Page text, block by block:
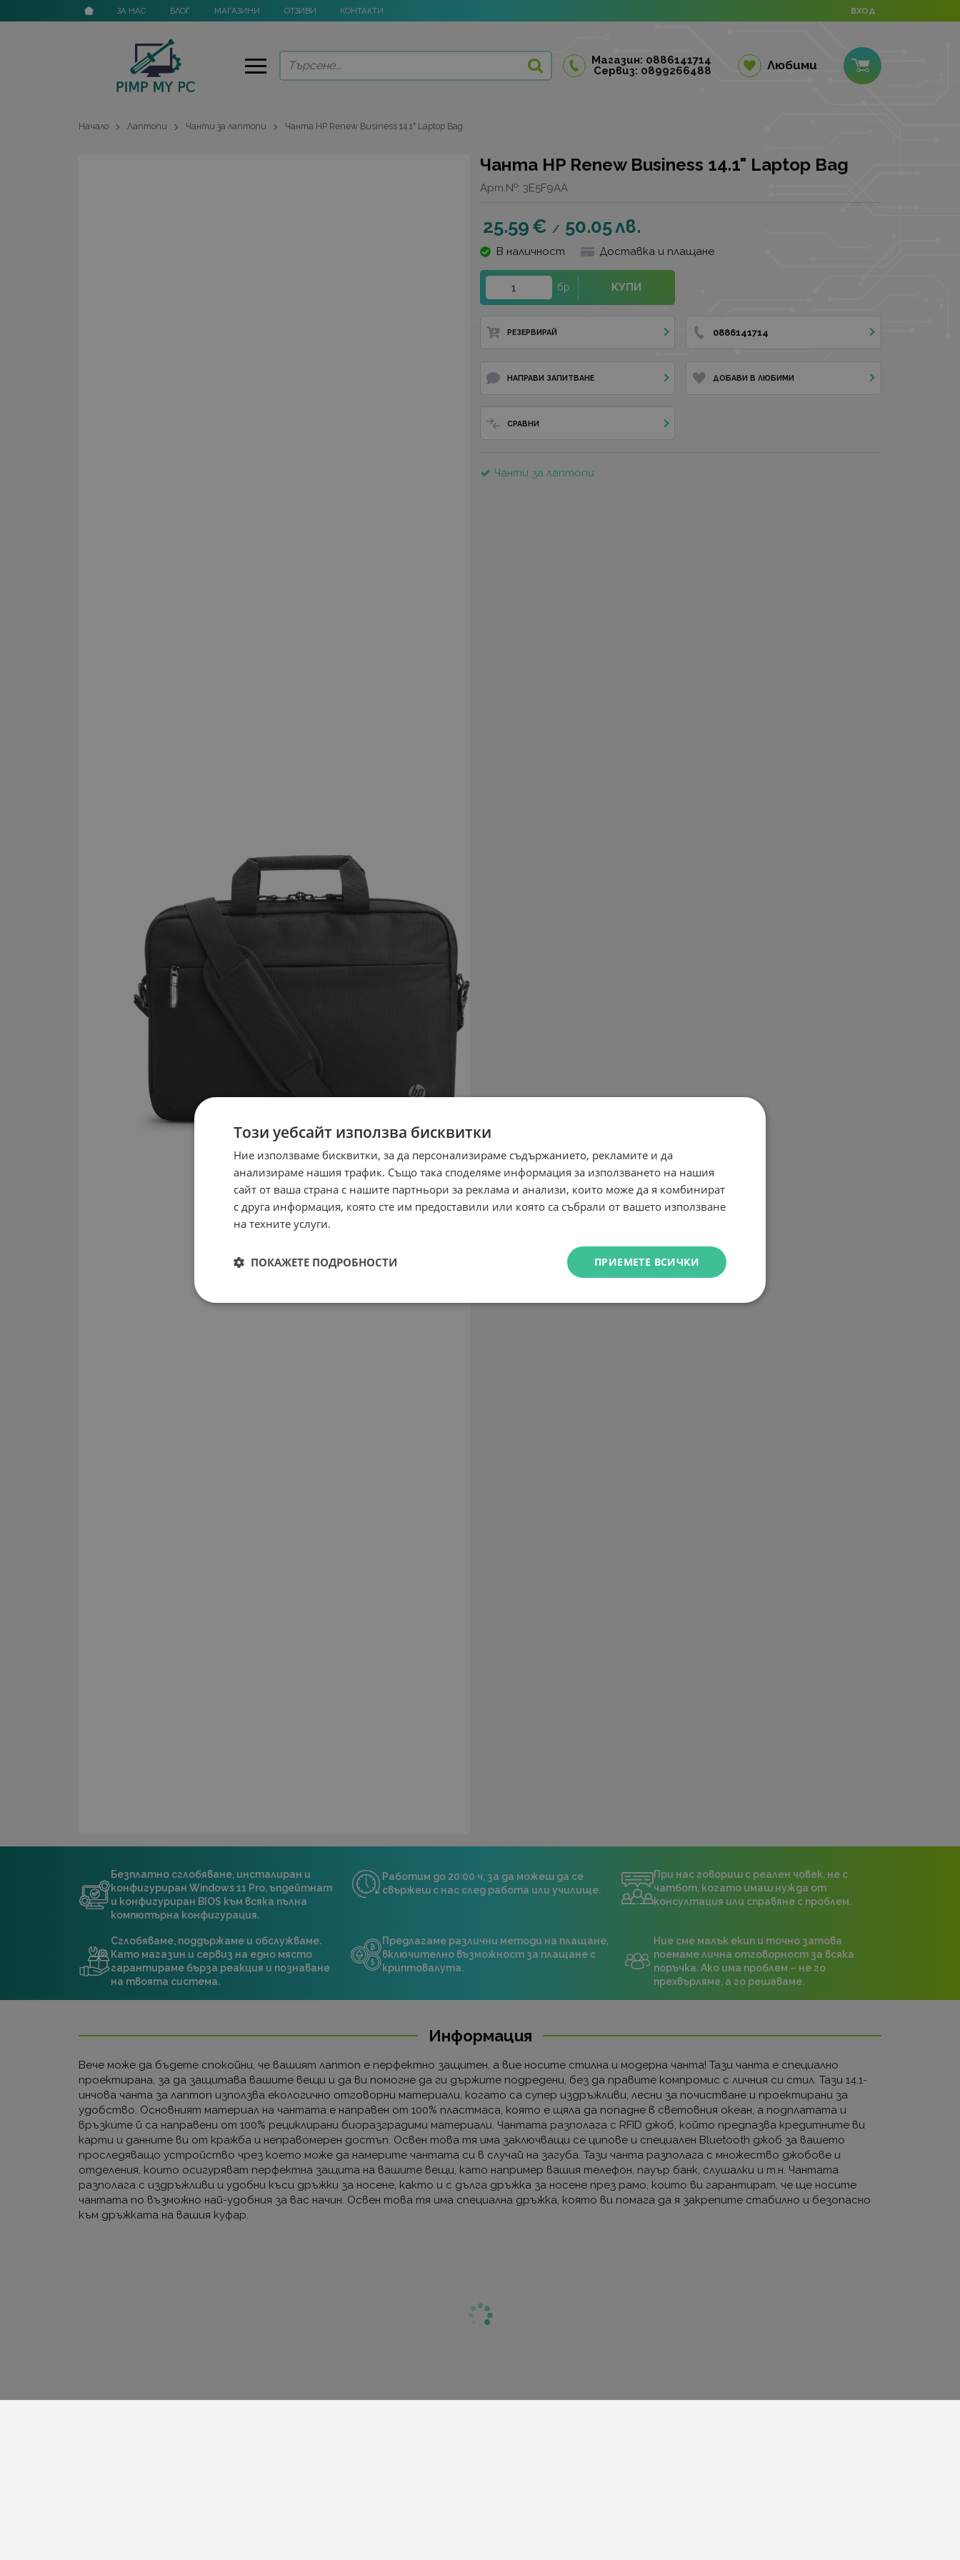
ЗА НАС БЛОГ МАГАЗИНИ ОТЗИВИ КОНТАКТИ ВХОД
Магазин: 0886141714
Сервиз: 0899266488
Любими
Начало Лаптопи Чанти за лаптопи Чанта HP Renew Business 14.1" Laptop Bag
Чанта HP Renew Business 14.1" Laptop Bag
Арт.№: 3E5F9AA
25.59€ / 50.05лв.
В наличност Доставка и плащане
бр. КУПИ
РЕЗЕРВИРАЙ 0886141714
НАПРАВИ ЗАПИТВАНЕ ДОБАВИ В ЛЮБИМИ
СРАВНИ
Чанти за лаптопи
Безплатно сглобяване, инсталиран и
конфигуриран Windows 11 Pro, ъпдейтнат
и конфигуриран BIOS към всяка пълна
компютърна конфигурация.
Работим до 20:00 ч, за да можеш да се
свържеш с нас след работа или училище.
При нас говориш с реален човек, не с
чатбот, когато имаш нужда от
консултация или справяне с проблем.
Сглобяваме, поддържаме и обслужваме.
Като магазин и сервиз на едно място
гарантираме бърза реакция и познаване
на твоята система.
Предлагаме различни методи на плащане,
включително възможност за плащане с
криптовалута.
Ние сме малък екип и точно затова
поемаме лична отговорност за всяка
поръчка. Ако има проблем – не го
прехвърляме, а го решаваме.
Информация
Вече може да бъдете спокойни, че вашият лаптоп е перфектно защитен, а вие носите стилна и модерна чанта! Тази чанта е специално
проектирана, за да защитава вашите вещи и да ви помогне да ги държите подредени, без да правите компромис с личния си стил. Тази 14.1-
инчoва чанта за лаптоп използва екологично отговорни материали, когато са супер издръжливи, лесни за почистване и проектирани за
удобство. Основният материал на чантата е направен от 100% пластмаса, която е щяла да попадне в световния океан, а подплатата и
връзките й са направени от 100% рециклирани биоразградими материали. Чантата разполага с RFID джоб, който предпазва кредитните ви
карти и данните ви от кражба и неправомерен достъп. Освен това тя има заключващи се ципове и специален Bluetooth джоб за вашето
проследяващо устройство чрез което може да намерите чантата си в случай на загуба. Тази чанта разполага с множество джобове и
отделения, които осигуряват перфектна защита на вашите вещи, като например вашия телефон, пауър банк, слушалки и т.н. Чантата
разполага с издръжливи и удобни къси дръжки за носене, както и с дълга дръжка за носене през рамо, които ви гарантират, че ще носите
чантата по възможно най-удобния за вас начин. Освен това тя има специална дръжка, която ви помага да я закрепите стабилно и безопасно
към дръжката на вашия куфар.
Този уебсайт използва бисквитки
Ние използваме бисквитки, за да персонализираме съдържанието, рекламите и да
анализираме нашия трафик. Също така споделяме информация за използването на нашия
сайт от ваша страна с нашите партньори за реклама и анализи, които може да я комбинират
с друга информация, която сте им предоставили или която са събрали от вашето използване
на техните услуги.
ПРИЕМЕТЕ ВСИЧКИ
ПОКАЖЕТЕ ПОДРОБНОСТИ